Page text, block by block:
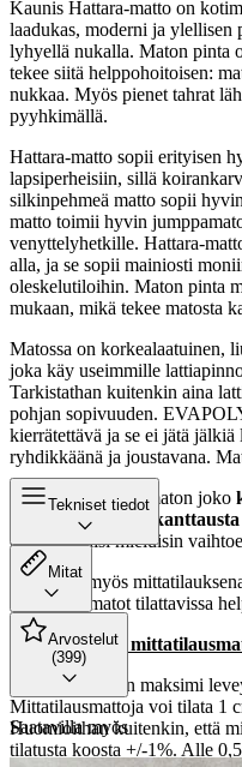
Kaunis Hattara-matto on
laadukas, moderni ja ylellisen
lyhyellä nukalla. Maton pinta
tekee siitä helppohoitoisen:
nukkaa. Myös pienet tahrat
pyyhkimällä.
Hattara-matto sopii erityisen
lapsiperheisiin, sillä
silkinpehmeä matto sopii
matto toimii hyvin
venyttelyhetkille. Hattara-
alla, ja se sopii mainiosti
oleskelutiloihin. Maton pinta
mukaan, mikä tekee matosta
Matossa on korkealaatuinen,
joka käy useimmille
Tarkistathan kuitenkin aina
pohjan sopivuuden.
kierrätettävä ja se ei jätä
ryhdikkäänä ja joustavana.
Voit tilata Hattara maton joko
reunoilla tai
ilman kanttausta
omaan kotiisi mieluisin
Saatavilla myös
Mittatilausmatot tilattavissa
Lisähuomioita
Mittatilausmaton maksimi
Mittatilausmattoja voi tilata 1
Huomioithan kuitenkin, että
tilatusta koosta +/-1%. Alle
Tekniset tiedot
Mitat
Arvostelut
(399)
Saatavilla myös